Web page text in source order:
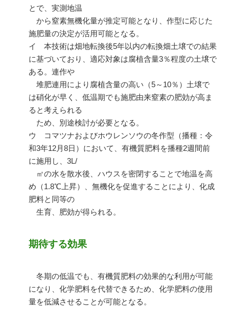
とで、実測地温
から窒素無機化量が推定可能となり、作型に応じた
施肥量の決定が活用可能となる。
イ 本技術は畑地転換後5年以内の転換畑土壌での結果
に基づいており、適応対象は腐植含量3％程度の土壌で
ある。連作や
堆肥連用により腐植含量の高い（5～ 10％）土壌で
は硝化が早く、低温期でも施肥由来窒素の肥効が高ま
ると考えられる
ため、別途検討が必要となる。
ウ コマツナおよびホウレンソウの冬作型（播種：令
和3年12月8日）において、有機質肥料を播種2週間前
に施用し、 3L/
㎡の水を散水後、ハウスを密閉することで地温を高
め（1.8℃上昇）、無機化を促進することにより、化成
肥料と同等の
生育、肥効が得られる。
期待する効果
冬期の低温でも、有機質肥料の効果的な利用が可能
になり、化学肥料を代替できるため、化学肥料の使用
量を低減させることが可能となる。